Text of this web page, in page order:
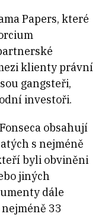
Papers, které
klienty právní
gangsteři,
investoři.
obsahují
s nejméně
byli obviněni
jiných
dále
33